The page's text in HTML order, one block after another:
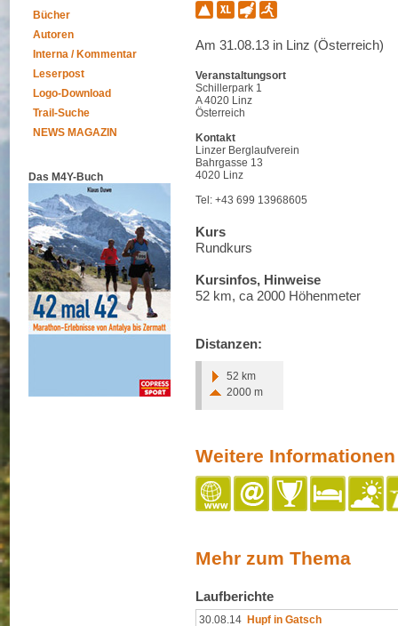
Bücher
Autoren
Interna / Kommentar
Leserpost
Logo-Download
Trail-Suche
NEWS MAGAZIN
Das M4Y-Buch
Am 31.08.13 in Linz (Österreich)
Veranstaltungsort
Schillerpark 1
A 4020 Linz
Österreich
Kontakt
Linzer Berglaufverein
Bahrgasse 13
4020 Linz
Tel: +43 699 13968605
Kurs
Rundkurs
Kursinfos, Hinweise
52 km, ca 2000 Höhenmeter
Distanzen:
52 km
2000 m
Weitere Informationen
Mehr zum Thema
Laufberichte
30.08.14 Hupf in Gatsch